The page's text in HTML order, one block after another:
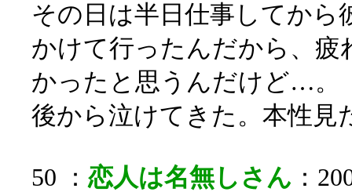
その日は半日仕事してから
かけて行ったんだから、
かったと思うんだけど…。
後から泣けてきた。本性見
50 ： 恋人は名無しさん ：